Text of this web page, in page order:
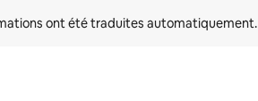
ont été traduites automatiquement.